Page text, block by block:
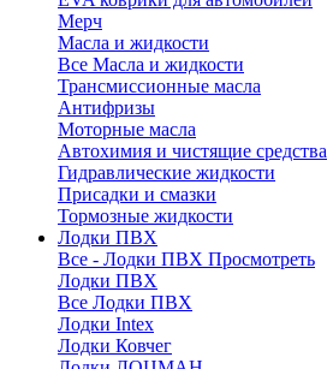
Мерч
Масла и жидкости
Все Масла и жидкости
Трансмиссионные масла
Антифризы
Моторные масла
Автохимия и чистящие средства
Гидравлические жидкости
Присадки и смазки
Тормозные жидкости
Лодки ПВХ
Все - Лодки ПВХ Просмотреть
Лодки ПВХ
Все Лодки ПВХ
Лодки Intex
Лодки Ковчег